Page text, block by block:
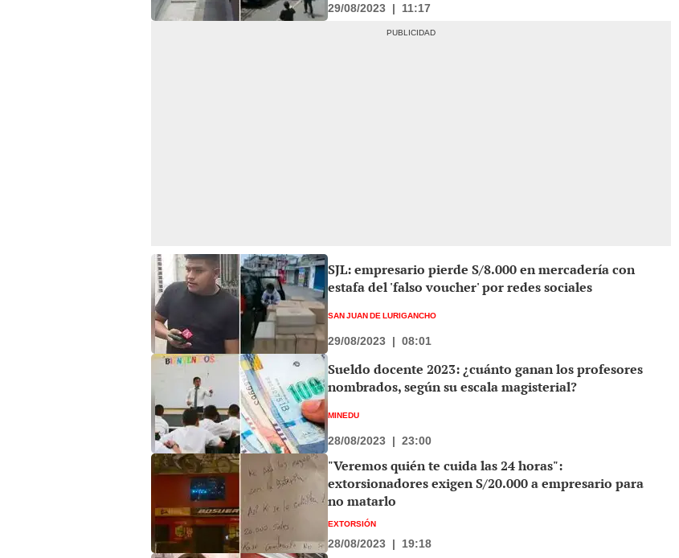
29/08/2023 | 11:17
SJL: empresario pierde S/8.000 en mercadería con
estafa del 'falso voucher' por redes sociales
SAN JUAN DE LURIGANCHO
29/08/2023 | 08:01
Sueldo docente 2023: ¿cuánto ganan los profesores
nombrados, según su escala magisterial?
MINEDU
28/08/2023 | 23:00
"Veremos quién te cuida las 24 horas":
extorsionadores exigen S/20.000 a empresario para
no matarlo
EXTORSIÓN
28/08/2023 | 19:18